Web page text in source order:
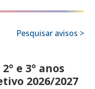
Pesquisar avisos >
e 3º anos
2026/2027